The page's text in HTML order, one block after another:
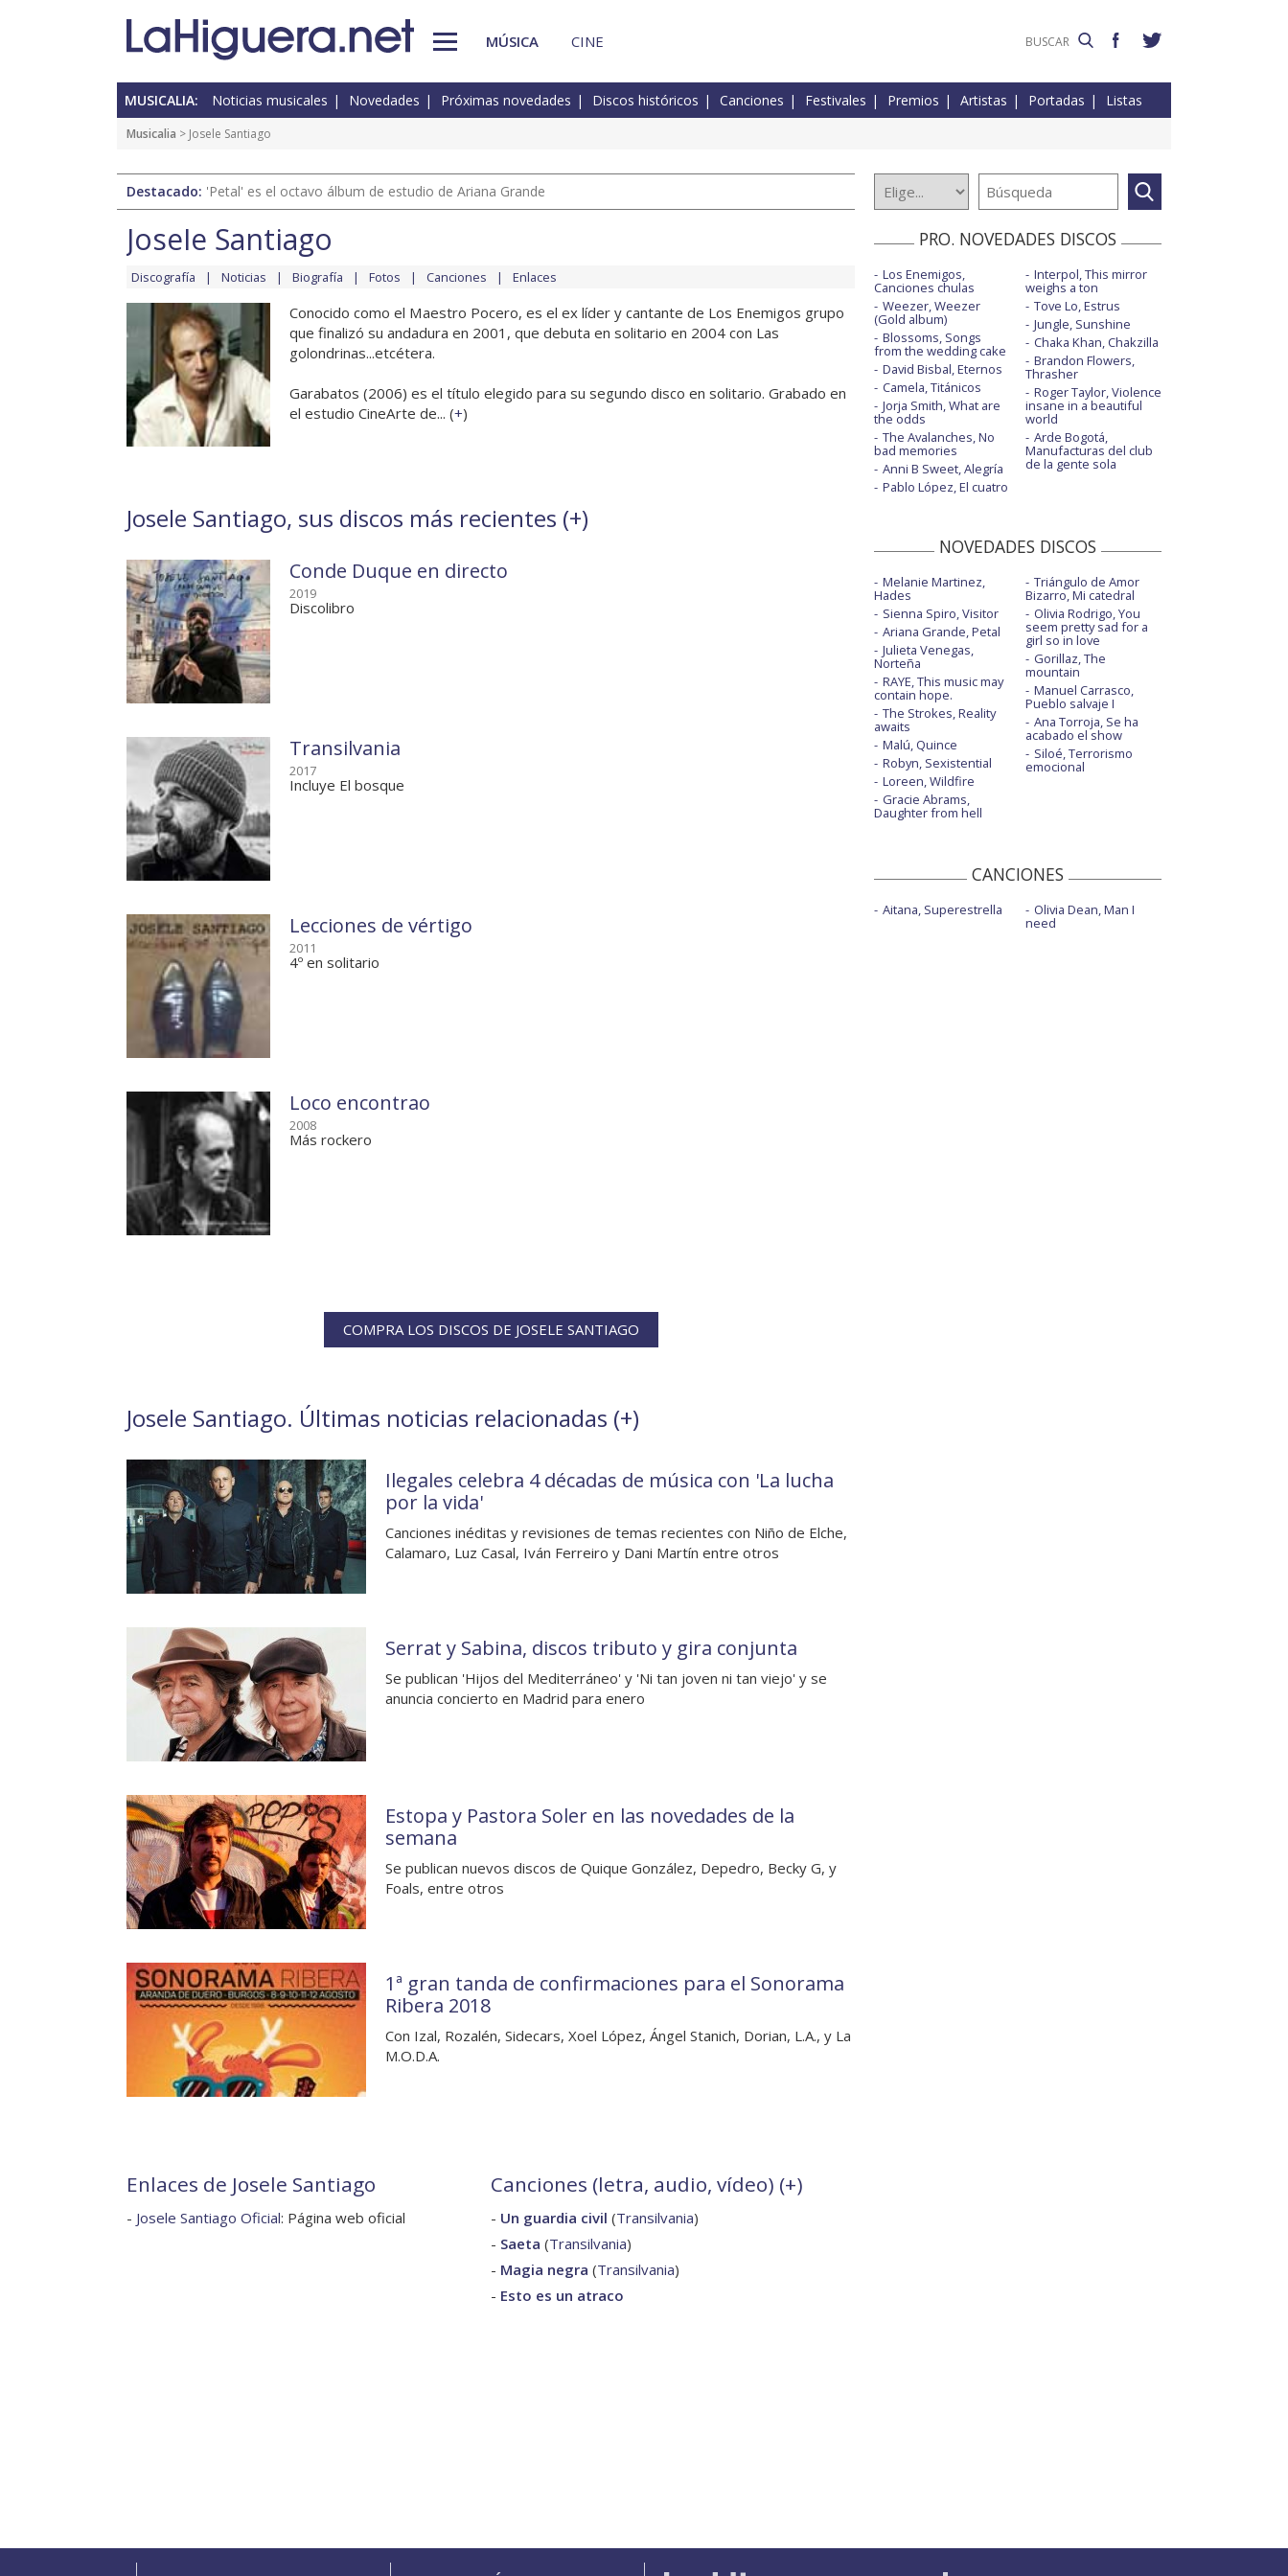
MÚSICA CINE
MUSICALIA: Noticias musicales Novedades Próximas novedades Discos históricos Canciones Festivales Premios Artistas Portadas Listas
Musicalia > Josele Santiago
Destacado: 'Petal' es el octavo álbum de estudio de Ariana Grande
Josele Santiago
Discografía Noticias Biografía Fotos Canciones Enlaces
Conocido como el Maestro Pocero, es el ex líder y cantante de Los Enemigos grupo
que finalizó su andadura en 2001, que debuta en solitario en 2004 con Las
golondrinas...etcétera.
Garabatos (2006) es el título elegido para su segundo disco en solitario. Grabado en
el estudio CineArte de... (+)
Josele Santiago, sus discos más recientes (+)
Conde Duque en directo
2019
Discolibro
Transilvania
2017
Incluye El bosque
Lecciones de vértigo
2011
4º en solitario
Loco encontrao
2008
Más rockero
COMPRA LOS DISCOS DE JOSELE SANTIAGO
Josele Santiago. Últimas noticias relacionadas (+)
Ilegales celebra 4 décadas de música con 'La lucha
por la vida'
Canciones inéditas y revisiones de temas recientes con Niño de Elche,
Calamaro, Luz Casal, Iván Ferreiro y Dani Martín entre otros
Serrat y Sabina, discos tributo y gira conjunta
Se publican 'Hijos del Mediterráneo' y 'Ni tan joven ni tan viejo' y se
anuncia concierto en Madrid para enero
Estopa y Pastora Soler en las novedades de la
semana
Se publican nuevos discos de Quique González, Depedro, Becky G, y
Foals, entre otros
1ª gran tanda de confirmaciones para el Sonorama
Ribera 2018
Con Izal, Rozalén, Sidecars, Xoel López, Ángel Stanich, Dorian, L.A., y La
M.O.D.A.
Enlaces de Josele Santiago
- Josele Santiago Oficial: Página web oficial
Canciones (letra, audio, vídeo) (+)
- Un guardia civil (Transilvania)
- Saeta (Transilvania)
- Magia negra (Transilvania)
- Esto es un atraco
PRO. NOVEDADES DISCOS
Los Enemigos,
Canciones chulas
Weezer, Weezer
(Gold album)
Blossoms, Songs
from the wedding cake
David Bisbal, Eternos
Camela, Titánicos
Jorja Smith, What are
the odds
The Avalanches, No
bad memories
Anni B Sweet, Alegría
Pablo López, El cuatro
Interpol, This mirror
weighs a ton
Tove Lo, Estrus
Jungle, Sunshine
Chaka Khan, Chakzilla
Brandon Flowers,
Thrasher
Roger Taylor, Violence
insane in a beautiful
world
Arde Bogotá,
Manufacturas del club
de la gente sola
NOVEDADES DISCOS
Melanie Martinez,
Hades
Sienna Spiro, Visitor
Ariana Grande, Petal
Julieta Venegas,
Norteña
RAYE, This music may
contain hope.
The Strokes, Reality
awaits
Malú, Quince
Robyn, Sexistential
Loreen, Wildfire
Gracie Abrams,
Daughter from hell
Triángulo de Amor
Bizarro, Mi catedral
Olivia Rodrigo, You
seem pretty sad for a
girl so in love
Gorillaz, The
mountain
Manuel Carrasco,
Pueblo salvaje I
Ana Torroja, Se ha
acabado el show
Siloé, Terrorismo
emocional
CANCIONES
Aitana, Superestrella Olivia Dean, Man I
need